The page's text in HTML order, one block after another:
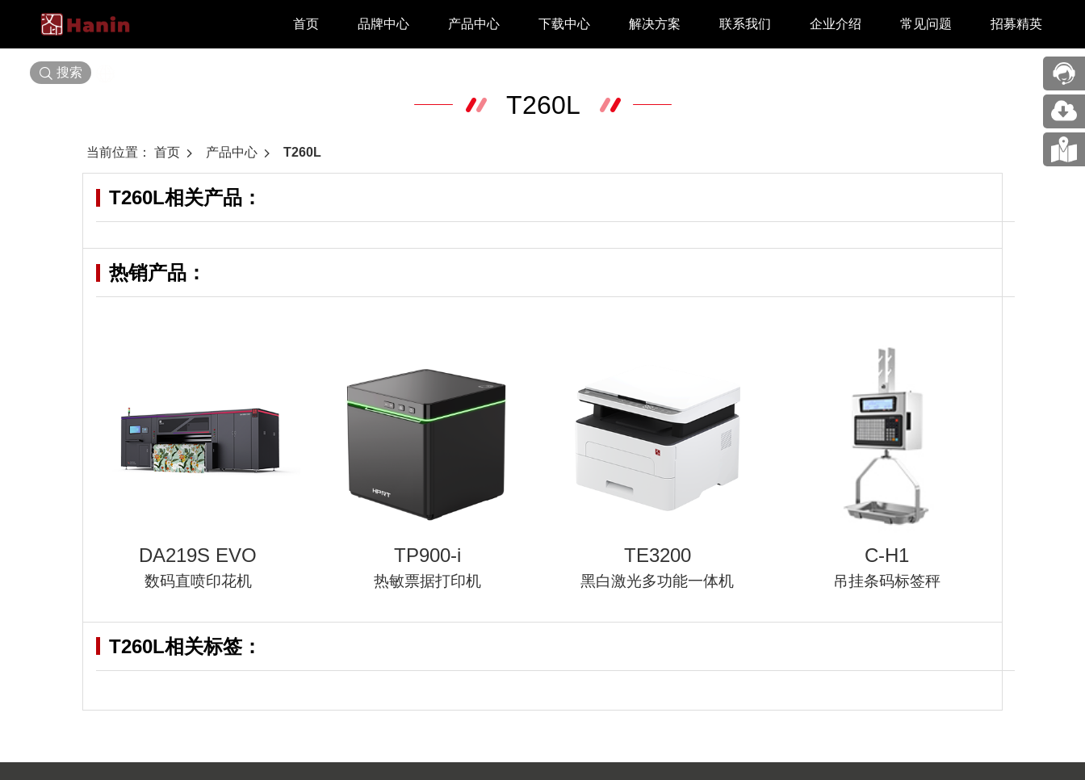
首页 品牌中心 产品中心 下载中心
APP下载
解决方案 联系我们 企业介绍
3D打印
常见问题 招募精英
搜索
T260L
当前位置： 首页 产品中心 T260L
T260L相关产品：
热销产品：
DA219S EVO
数码直喷印花机
TP900-i
热敏票据打印机
TE3200
黑白激光多功能一体机
C-H1
吊挂条码标签秤
T260L相关标签：